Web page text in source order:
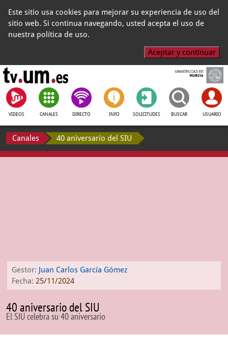
Este sitio usa cookies para mejorar su experiencia de uso del
sitio web. Si continua navegando, usted acepta el uso de
nuestra política de uso.
Aceptar y continuar
VIDEOS CANALES DIRECTO INFO SOLICITUDES BUSCAR USUARIO
Canales 40 aniversario del SIU
Gestor: Juan Carlos García Gómez
Fecha: 25/11/2024
40 aniversario del SIU
El SIU celebra su 40 aniversario